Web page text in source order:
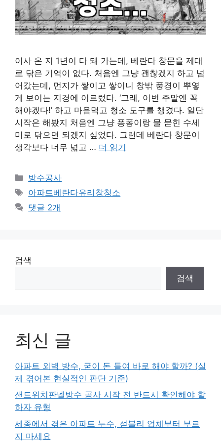
이사 온 지 1년이 다 돼 가는데, 베란다 창문을 제대
로 닦은 기억이 없다. 처음엔 그냥 괜찮겠지 하고 넘
어갔는데, 먼지가 쌓이고 쌓이니 창밖 풍경이 뿌옇
게 보이는 지경에 이르렀다. ‘그래, 이번 주말엔 꼭
해야겠다!’ 하고 마음먹고 청소 도구를 챙겼다. 일단
시작은 해봤지 처음엔 그냥 퐁퐁이랑 물 묻힌 수세
미로 닦으면 되겠지 싶었다. 그런데 베란다 창문이
생각보다 너무 넓고 … 더 읽기
카
테
고
리
방수공사
태
그
아파트베란다유리창청소
댓글 2개
검색
검색
최신 글
아파트 외벽 방수, 굳이 돈 들여 바로 해야 할까? (실
제 겪어본 현실적인 판단 기준)
샌드위치판넬방수 공사 시작 전 반드시 확인해야 할
하자 유형
세종에서 겪은 아파트 누수, 섣불리 업체부터 부르
지 마세요